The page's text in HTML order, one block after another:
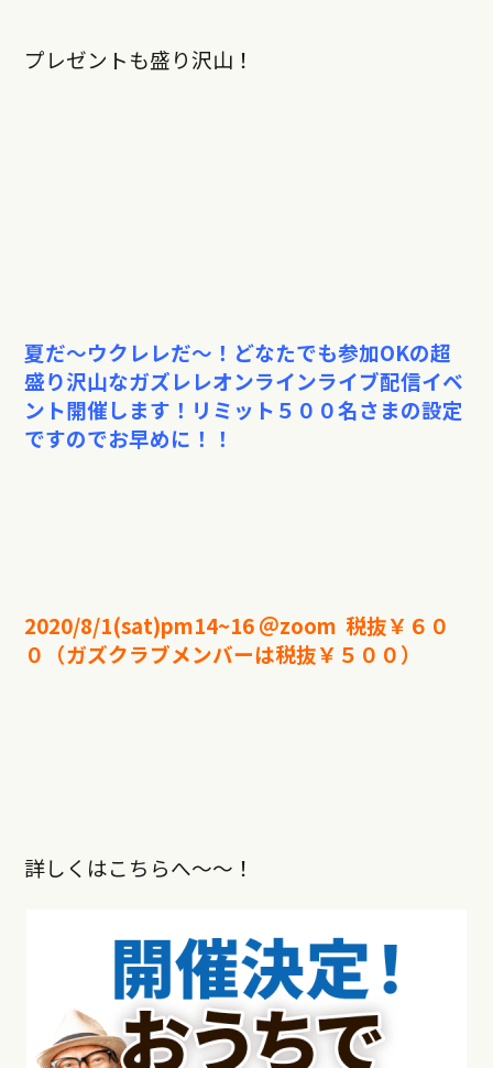
プレゼントも盛り沢山！
夏だ〜ウクレレだ〜！どなたでも参加OKの超
盛り沢山なガズレレオンラインライブ配信イベ
ント開催します！リミット５００名さまの設定
ですのでお早めに！！
2020/8/1(sat)pm14~16＠zoom 税抜￥６０
０（ガズクラブメンバーは税抜￥５００）
詳しくはこちらへ〜〜！